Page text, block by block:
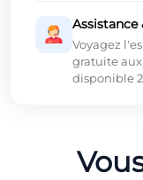
Assistance
Voyagez
gratuite
disponible